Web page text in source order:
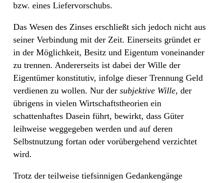
bzw. eines Liefervorschubs.
Das Wesen des Zinses erschließt sich jedoch nicht aus
seiner Verbindung mit der Zeit. Einerseits gründet er
in der Möglichkeit, Besitz und Eigentum voneinander
zu trennen. Andererseits ist dabei der Wille der
Eigentümer konstitutiv, infolge dieser Trennung Geld
verdienen zu wollen. Nur der subjektive Wille, der
übrigens in vielen Wirtschaftstheorien ein
schattenhaftes Dasein führt, bewirkt, dass Güter
leihweise weggegeben werden und auf deren
Selbstnutzung fortan oder vorübergehend verzichtet
wird.
Trotz der teilweise tiefsinnigen Gedankengänge